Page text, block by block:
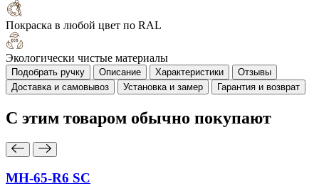
Покраска в любой цвет по RAL
Экологически чистые материалы
Подобрать ручку Описание Характеристики
Отзывы
Доставка и самовывоз
Установка и замер Гарантия и возврат
С этим товаром обычно покупают
MH-65-R6 SC